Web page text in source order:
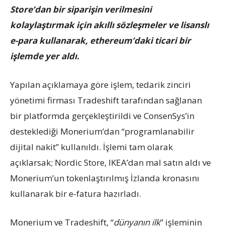
Store’dan bir siparişin verilmesini
kolaylaştırmak için akıllı sözleşmeler ve lisanslı
e-para kullanarak, ethereum’daki ticari bir
işlemde yer aldı.
Yapılan açıklamaya göre işlem, tedarik zinciri
yönetimi firması Tradeshift tarafından sağlanan
bir platformda gerçekleştirildi ve ConsenSys’in
desteklediği Monerium’dan “programlanabilir
dijital nakit” kullanıldı. İşlemi tam olarak
açıklarsak; Nordic Store, IKEA’dan mal satın aldı ve
Monerium’un tokenlaştırılmış İzlanda kronasını
kullanarak bir e-fatura hazırladı.
Monerium ve Tradeshift, “dünyanın ilk” işleminin